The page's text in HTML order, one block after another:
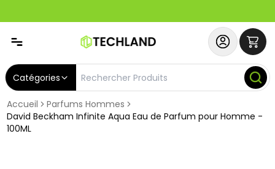
Catégories
Accueil
Parfums Hommes
David Beckham Infinite Aqua Eau de Parfum pour Homme -
100ML